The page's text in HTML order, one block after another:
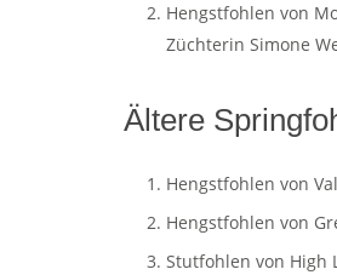
Hengstfohlen von
Züchterin Simone
Ältere
Hengstfohlen von
Hengstfohlen von
Stutfohlen von High